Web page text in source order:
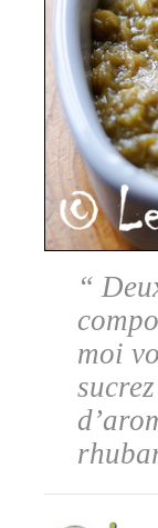
“
moi